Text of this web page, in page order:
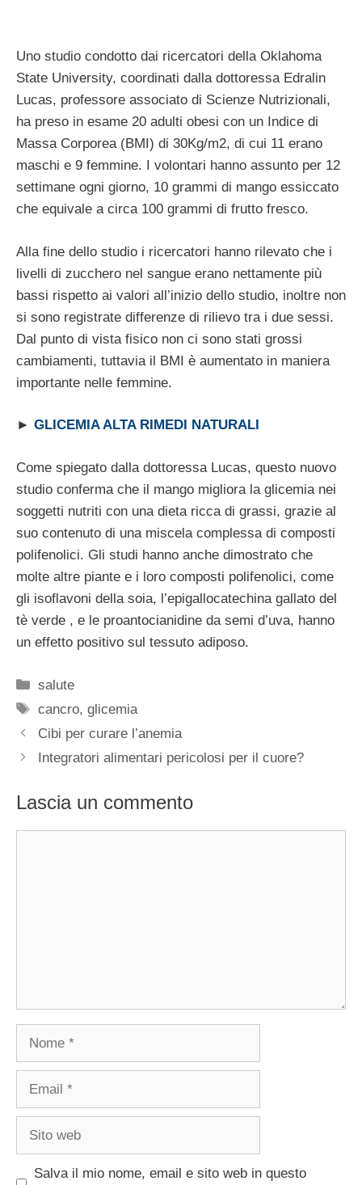
Uno studio condotto dai ricercatori della Oklahoma
State University, coordinati dalla dottoressa Edralin
Lucas, professore associato di Scienze Nutrizionali,
ha preso in esame 20 adulti obesi con un Indice di
Massa Corporea (BMI) di 30Kg/m2, di cui 11 erano
maschi e 9 femmine. I volontari hanno assunto per 12
settimane ogni giorno, 10 grammi di mango essiccato
che equivale a circa 100 grammi di frutto fresco.
Alla fine dello studio i ricercatori hanno rilevato che i
livelli di zucchero nel sangue erano nettamente più
bassi rispetto ai valori all’inizio dello studio, inoltre non
si sono registrate differenze di rilievo tra i due sessi.
Dal punto di vista fisico non ci sono stati grossi
cambiamenti, tuttavia il BMI è aumentato in maniera
importante nelle femmine.
► GLICEMIA ALTA RIMEDI NATURALI
Come spiegato dalla dottoressa Lucas, questo nuovo
studio conferma che il mango migliora la glicemia nei
soggetti nutriti con una dieta ricca di grassi, grazie al
suo contenuto di una miscela complessa di composti
polifenolici. Gli studi hanno anche dimostrato che
molte altre piante e i loro composti polifenolici, come
gli isoflavoni della soia, l’epigallocatechina gallato del
tè verde , e le proantocianidine da semi d’uva, hanno
un effetto positivo sul tessuto adiposo.
Categorie
salute
Tag
cancro,glicemia
Cibi per curare l’anemia
Integratori alimentari pericolosi per il cuore?
Lascia un commento
Salva il mio nome, email e sito web in questo